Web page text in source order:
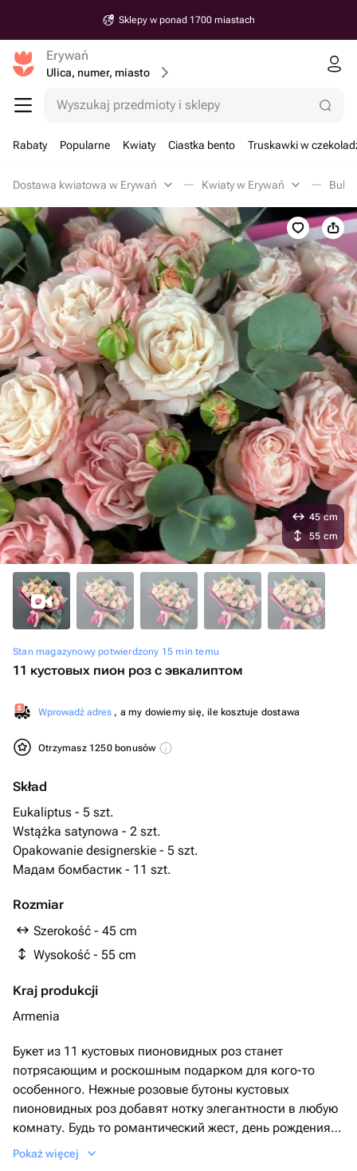
Sklepy w ponad 1700 miastach
Erywań
Ulica, numer, miasto
Wyszukaj przedmioty i sklepy
Rabaty Popularne Kwiaty Ciastka bento Truskawki w
Dostawa kwiatowa w Erywań Kwiaty w Erywań
Stan magazynowy potwierdzony 15 min temu
11 кустовых пион роз с эвкалиптом
Wprowadź adres , a my dowiemy się, ile kosztuje dostawa
Otrzymasz 1250 bonusów
Skład
Eukaliptus - 5 szt.
Wstążka satynowa - 2 szt.
Opakowanie designerskie - 5 szt.
Мадам бомбастик - 11 szt.
Rozmiar
Szerokość - 45 cm
Wysokość - 55 cm
Kraj produkcji
Armenia
45 cm
55 cm
Букет из 11 кустовых пионовидных роз станет
потрясающим и роскошным подарком для кого-то
особенного. Нежные розовые бутоны кустовых
пионовидных роз добавят нотку элегантности в любую
комнату. Будь то романтический жест, день рождения
или просто чтобы украсить чей-то день, этот букет
Pokaż więcej